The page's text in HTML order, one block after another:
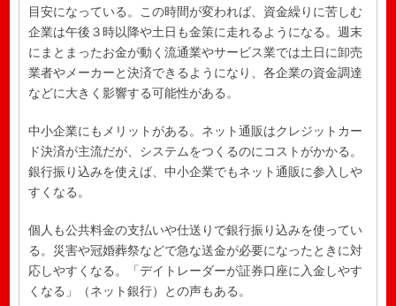
目安になっている。この時間が変われば、資金繰りに苦しむ
企業は午後３時以降や土日も金策に走れるようになる。週末
にまとまったお金が動く流通業やサービス業では土日に卸売
業者やメーカーと決済できるようになり、各企業の資金調達
などに大きく影響する可能性がある。
中小企業にもメリットがある。ネット通販はクレジットカー
ド決済が主流だが、システムをつくるのにコストがかかる。
銀行振り込みを使えば、中小企業でもネット通販に参入しや
すくなる。
個人も公共料金の支払いや仕送りで銀行振り込みを使ってい
る。災害や冠婚葬祭などで急な送金が必要になったときに対
応しやすくなる。「デイトレーダーが証券口座に入金しやす
くなる」（ネット銀行）との声もある。